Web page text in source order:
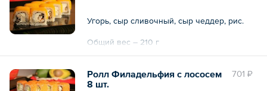
Угорь, сыр сливочный, сыр чеддер, рис.
Общий вес – 210 г
701 ₽
Ролл Филадельфия с лососем
8 шт.